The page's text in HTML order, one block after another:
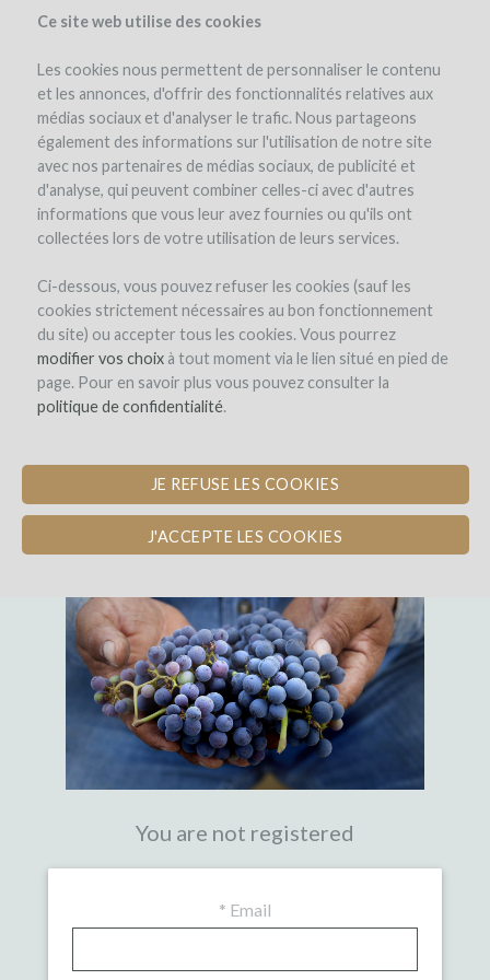
Ce site web utilise des cookies
Les cookies nous permettent de personnaliser le contenu
et les annonces, d'offrir des fonctionnalités relatives aux
médias sociaux et d'analyser le trafic. Nous partageons
également des informations sur l'utilisation de notre site
avec nos partenaires de médias sociaux, de publicité et
d'analyse, qui peuvent combiner celles-ci avec d'autres
informations que vous leur avez fournies ou qu'ils ont
collectées lors de votre utilisation de leurs services.
Ci-dessous, vous pouvez refuser les cookies (sauf les
cookies strictement nécessaires au bon fonctionnement
du site) ou accepter tous les cookies. Vous pourrez
modifier vos choixà tout moment via le lien situé en pied de
page. Pour en savoir plus vous pouvez consulter la
politique de confidentialité.
JE REFUSE LES COOKIES
J'ACCEPTE LES COOKIES
SIGN-UP
Welcome on
THE FIRST CROWDFUNDING PLATFORM
WITH EXPERTISE IN WINE
You are not registered
* Email